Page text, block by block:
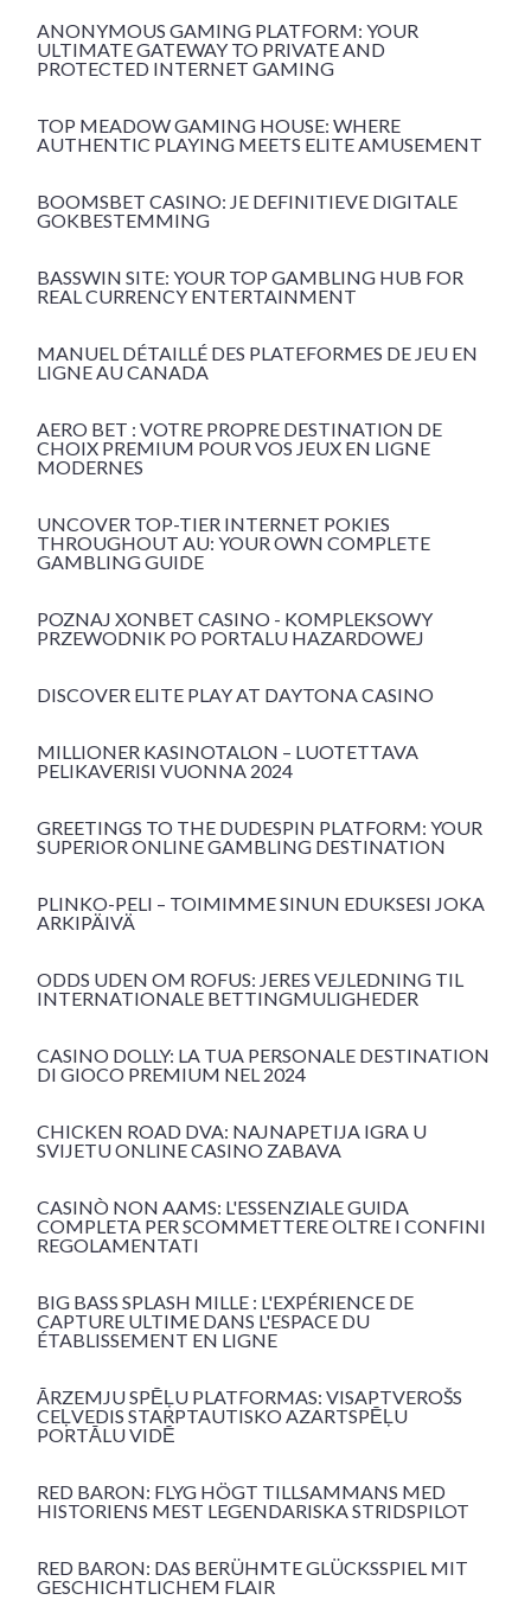
ANONYMOUS GAMING PLATFORM: YOUR
ULTIMATE GATEWAY TO PRIVATE AND
PROTECTED INTERNET GAMING
TOP MEADOW GAMING HOUSE: WHERE
AUTHENTIC PLAYING MEETS ELITE AMUSEMENT
BOOMSBET CASINO: JE DEFINITIEVE DIGITALE
GOKBESTEMMING
BASSWIN SITE: YOUR TOP GAMBLING HUB FOR
REAL CURRENCY ENTERTAINMENT
MANUEL DÉTAILLÉ DES PLATEFORMES DE JEU EN
LIGNE AU CANADA
AERO BET : VOTRE PROPRE DESTINATION DE
CHOIX PREMIUM POUR VOS JEUX EN LIGNE
MODERNES
UNCOVER TOP-TIER INTERNET POKIES
THROUGHOUT AU: YOUR OWN COMPLETE
GAMBLING GUIDE
POZNAJ XONBET CASINO - KOMPLEKSOWY
PRZEWODNIK PO PORTALU HAZARDOWEJ
DISCOVER ELITE PLAY AT DAYTONA CASINO
MILLIONER KASINOTALON – LUOTETTAVA
PELIKAVERISI VUONNA 2024
GREETINGS TO THE DUDESPIN PLATFORM: YOUR
SUPERIOR ONLINE GAMBLING DESTINATION
PLINKO-PELI – TOIMIMME SINUN EDUKSESI JOKA
ARKIPÄIVÄ
ODDS UDEN OM ROFUS: JERES VEJLEDNING TIL
INTERNATIONALE BETTINGMULIGHEDER
CASINO DOLLY: LA TUA PERSONALE DESTINATION
DI GIOCO PREMIUM NEL 2024
CHICKEN ROAD DVA: NAJNAPETIJA IGRA U
SVIJETU ONLINE CASINO ZABAVA
CASINÒ NON AAMS: L'ESSENZIALE GUIDA
COMPLETA PER SCOMMETTERE OLTRE I CONFINI
REGOLAMENTATI
BIG BASS SPLASH MILLE : L'EXPÉRIENCE DE
CAPTURE ULTIME DANS L'ESPACE DU
ÉTABLISSEMENT EN LIGNE
ĀRZEMJU SPĒĻU PLATFORMAS: VISAPTVEROŠS
CEĻVEDIS STARPTAUTISKO AZARTSPĒĻU
PORTĀLU VIDĒ
RED BARON: FLYG HÖGT TILLSAMMANS MED
HISTORIENS MEST LEGENDARISKA STRIDSPILOT
RED BARON: DAS BERÜHMTE GLÜCKSSPIEL MIT
GESCHICHTLICHEM FLAIR